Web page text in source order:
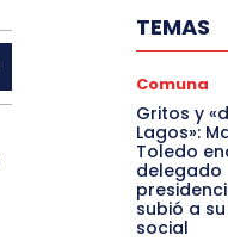
TEMAS
Comuna
Gritos y
Lagos»:
Toledo
delegado
subió a
social